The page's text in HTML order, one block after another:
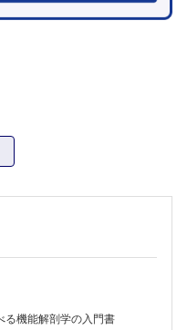
る機能解剖学の入門書